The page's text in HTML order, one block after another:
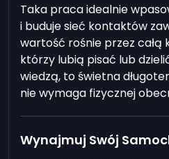
Taka praca idealnie
i buduje sieć kontaktów
wartość rośnie przez całą
którzy lubią pisać lub
wiedzą, to świetna
nie wymaga fizycznej
Wynajmuj Swój